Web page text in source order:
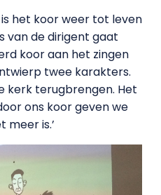
het koor weer tot leven
van de dirigent gaat
koor aan het zingen
twee karakters.
kerk terugbrengen. Het
ons koor geven we
is.’